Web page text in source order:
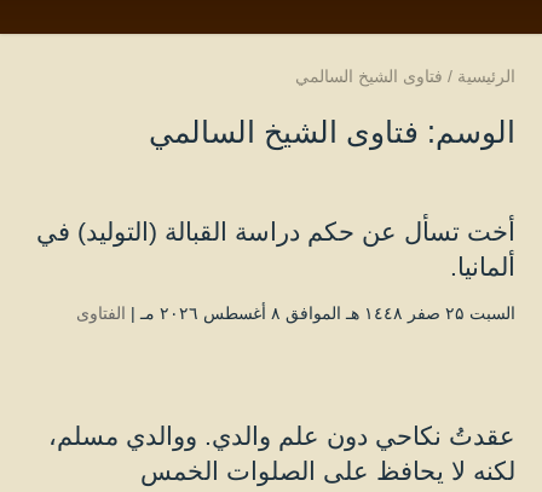
الرئيسية / فتاوى الشيخ السالمي
الوسم: فتاوى الشيخ السالمي
أخت تسأل عن حكم دراسة القبالة (التوليد) في
ألمانيا.
السبت ۲۵ صفر ۱٤٤۸ هـ الموافق ۸ أغسطس ۲۰۲٦ مـ | الفتاوى
عقدتُ نكاحي دون علم والدي. ووالدي مسلم،
لكنه لا يحافظ على الصلوات الخمس